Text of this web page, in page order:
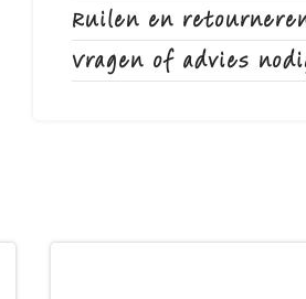
Ruilen en
Vragen of advies